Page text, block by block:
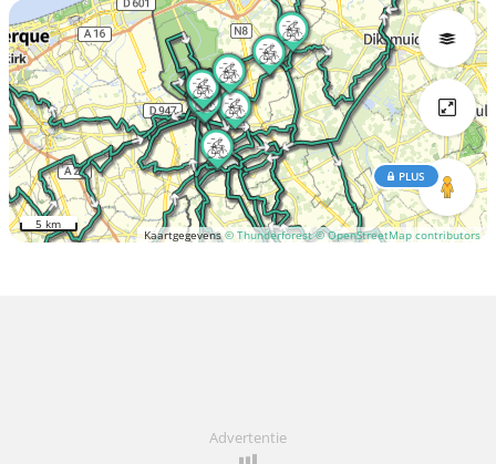
Kaartgegevens© Thunderforest © OpenStreetMap contributors
PLUS
5 km
Advertentie